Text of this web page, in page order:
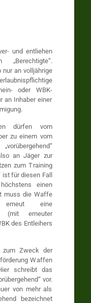
und entliehen
an volljährige
oder WBK-
an Inhaber einer
dürfen vom
zu einem vom
an Jäger zur
zum Training
für diesen Fall
einen
muss die Waffe
erneut eine
(mit erneuter
des Entleihers
Zweck der
Waffen
schreibt das
vor.
von mehr als
bezeichnet